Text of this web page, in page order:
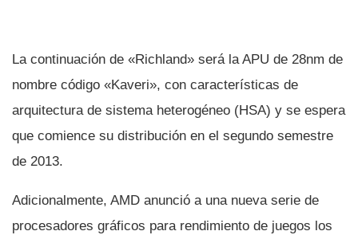
La continuación de «Richland» será la APU de 28nm de
nombre código «Kaveri», con caracterí­sticas de
arquitectura de sistema heterogéneo (HSA) y se espera
que comience su distribución en el segundo semestre
de 2013.
Adicionalmente, AMD anunció a una nueva serie de
procesadores gráficos para rendimiento de juegos los